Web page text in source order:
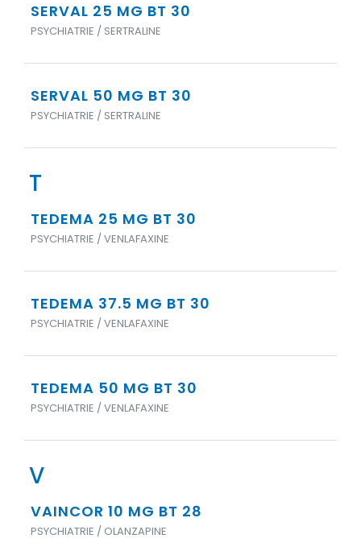
SERVAL 25 MG BT 30
PSYCHIATRIE / SERTRALINE
SERVAL 50 MG BT 30
PSYCHIATRIE / SERTRALINE
T
TEDEMA 25 MG BT 30
PSYCHIATRIE / VENLAFAXINE
TEDEMA 37.5 MG BT 30
PSYCHIATRIE / VENLAFAXINE
TEDEMA 50 MG BT 30
PSYCHIATRIE / VENLAFAXINE
V
VAINCOR 10 MG BT 28
PSYCHIATRIE / OLANZAPINE